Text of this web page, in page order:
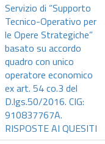
Servizio di “Supporto
Tecnico-Operativo per
le Opere Strategiche”
basato su accordo
quadro con unico
operatore economico
ex art. 54 co.3 del
D.lgs.50/2016. CIG:
910837767A.
RISPOSTE AI QUESITI